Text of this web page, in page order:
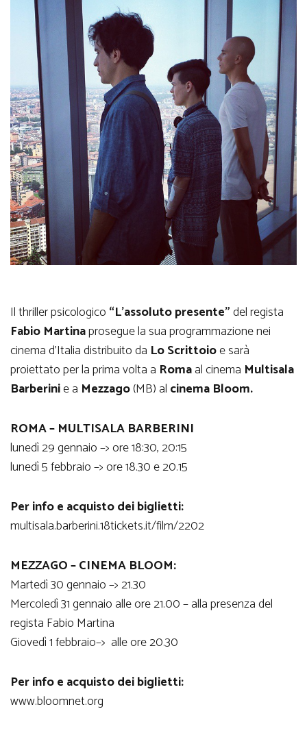
Il thriller psicologico “L’assoluto presente”del regista
Fabio Martinaprosegue la sua programmazione nei
cinema d’Italia distribuito da Lo Scrittoioe sarà
proiettato per la prima volta a Romaal cinema Multisala
Barberinie a Mezzago(MB) al cinema Bloom.
ROMA – MULTISALA BARBERINI
lunedì 29 gennaio –> ore 18:30, 20:15
lunedì 5 febbraio –> ore 18.30 e 20.15
Per info e acquisto dei biglietti:
multisala.barberini.18tickets.it/film/2202
MEZZAGO – CINEMA BLOOM:
Martedì 30 gennaio –> 21.30
Mercoledì 31 gennaio alle ore 21.00 – alla presenza del
regista Fabio Martina
Giovedì 1 febbraio–> alle ore 20.30
Per info e acquisto dei biglietti:
www.bloomnet.org